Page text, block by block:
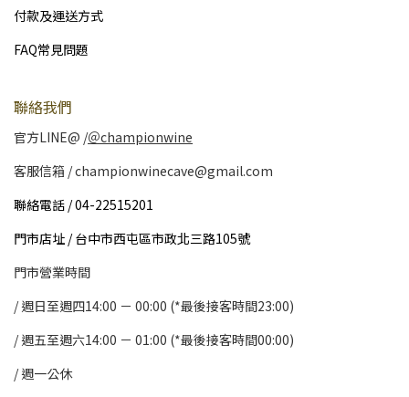
付款及運送方式
FAQ常見問題
聯絡我們
官方LINE@ /＠championwine
客服信箱 / championwinecave@gmail.com
聯絡電話 / 04-22515201
門市店址 / 台中市西屯區市政北三路105號
門市營業時間
/ 週日至週四14:00 － 00:00 (*最後接客時間23:00)
/週五至週六14:00 － 01:00 (*最後接客時間00:00)
/週一公休